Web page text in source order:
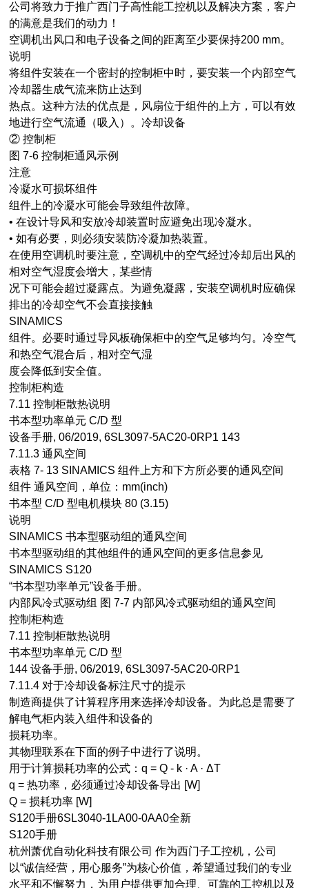
公司将致力于推广西门子高性能工控机以及解决方案，客户
的满意是我们的动力！
空调机出风口和电子设备之间的距离至少要保持200 mm。
说明
将组件安装在一个密封的控制柜中时，要安装一个内部空气
冷却器生成气流来防止达到
热点。这种方法的优点是，风扇位于组件的上方，可以有效
地进行空气流通（吸入）。冷却设备
② 控制柜
图 7-6 控制柜通风示例
注意
冷凝水可损坏组件
组件上的冷凝水可能会导致组件故障。
• 在设计导风和安放冷却装置时应避免出现冷凝水。
• 如有必要，则必须安装防冷凝加热装置。
在使用空调机时要注意，空调机中的空气经过冷却后出风的
相对空气湿度会增大，某些情
况下可能会超过凝露点。为避免凝露，安装空调机时应确保
排出的冷却空气不会直接接触
SINAMICS
组件。必要时通过导风板确保柜中的空气足够均匀。冷空气
和热空气混合后，相对空气湿
度会降低到安全值。
控制柜构造
7.11 控制柜散热说明
书本型功率单元 C/D 型
设备手册, 06/2019, 6SL3097-5AC20-0RP1 143
7.11.3 通风空间
表格 7- 13 SINAMICS 组件上方和下方所必要的通风空间
组件 通风空间，单位：mm(inch)
书本型 C/D 型电机模块 80 (3.15)
说明
SINAMICS 书本型驱动组的通风空间
书本型驱动组的其他组件的通风空间的更多信息参见
SINAMICS S120
“书本型功率单元”设备手册。
内部风冷式驱动组 图 7-7 内部风冷式驱动组的通风空间
控制柜构造
7.11 控制柜散热说明
书本型功率单元 C/D 型
144 设备手册, 06/2019, 6SL3097-5AC20-0RP1
7.11.4 对于冷却设备标注尺寸的提示
制造商提供了计算程序用来选择冷却设备。为此总是需要了
解电气柜内装入组件和设备的
损耗功率。
其物理联系在下面的例子中进行了说明。
用于计算损耗功率的公式：q = Q - k · A · ΔT
q = 热功率，必须通过冷却设备导出 [W]
Q = 损耗功率 [W]
S120手册6SL3040-1LA00-0AA0全新
S120手册
杭州萧优自动化科技有限公司 作为西门子工控机，公司
以“诚信经营，用心服务”为核心价值，希望通过我们的专业
水平和不懈努力，为用户提供更加合理、可靠的工控机以及